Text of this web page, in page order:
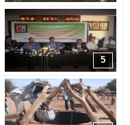
5